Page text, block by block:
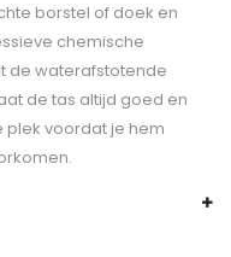
borstel of doek en
chemische
de waterafstotende
de tas altijd goed en
voordat je hem